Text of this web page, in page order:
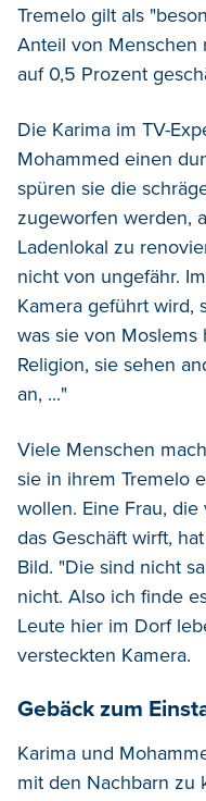
Tremelo gilt als
Anteil von Menschen
auf 0,5 Prozent
Die Karima im TV-
Mohammed einen
spüren sie die
zugeworfen werden,
Ladenlokal zu
nicht von ungefähr.
Kamera geführt wird,
was sie von
Religion, sie sehen
an, ..."
Viele Menschen
sie in ihrem Tremelo
wollen. Eine Frau,
das Geschäft wirft,
Bild. "Die sind nicht
nicht. Also ich finde
Leute hier im Dorf
versteckten Kamera.
Gebäck zum
Karima und
mit den Nachbarn zu